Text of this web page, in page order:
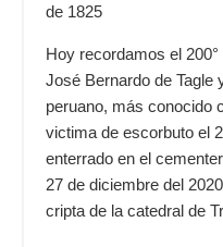
de 1825
Hoy recordamos el
José Bernardo de Tagle
peruano, más conocido
victima de escorbuto el
enterrado en el
27 de diciembre del
cripta de la catedral de